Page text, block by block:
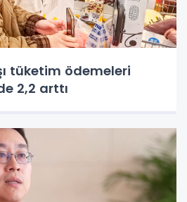
tüketim ödemeleri
2,2 arttı